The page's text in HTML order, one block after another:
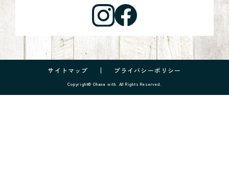
サイトマップ プライバシーポリシー
Copyright© Ohana with. All Rights Reserved.